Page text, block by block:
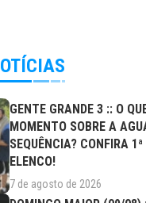
GENTE GRANDE 3 :: O
MOMENTO SOBRE A
SEQUÊNCIA? CONFIRA
ELENCO!
7 de agosto de 2026